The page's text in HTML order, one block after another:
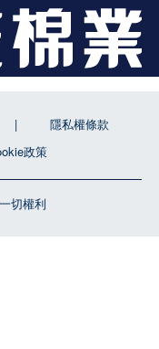
切權利
隱私權條款
政策